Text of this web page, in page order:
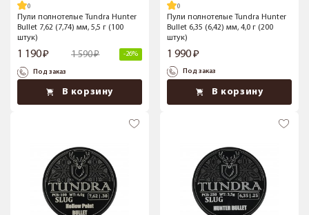
Пули полнотелые Tundra Hunter
Bullet 7,62 (7,74) мм, 5,5 г (100
штук)
1 190 1 590 -26%
Под заказ
В корзину
Пули полнотелые Tundra Hunter
Bullet 6,35 (6,42) мм, 4,0 г (200
штук)
1 990
Под заказ
В корзину